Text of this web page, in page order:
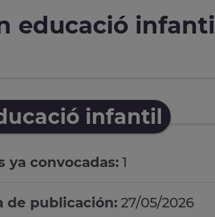
educació
infantil
ya convocadas: 1
de publicación: 27/05/2026